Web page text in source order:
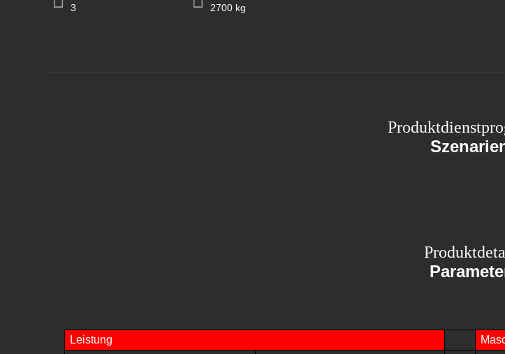
3
2700 kg
Leistung